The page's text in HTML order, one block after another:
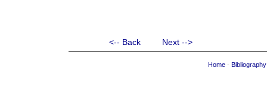
<-- Back Next -->
Home - Bibliography